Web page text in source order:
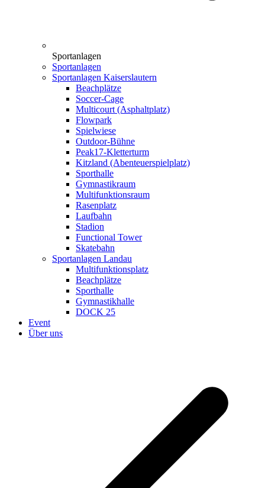
Sportanlagen
Sportanlagen
Sportanlagen Kaiserslautern
Beachplätze
Soccer-Cage
Multicourt (Asphaltplatz)
Flowpark
Spielwiese
Outdoor-Bühne
Peak17-Kletterturm
Kitzland (Abenteuerspielplatz)
Sporthalle
Gymnastikraum
Multifunktionsraum
Rasenplatz
Laufbahn
Stadion
Functional Tower
Skatebahn
Sportanlagen Landau
Multifunktionsplatz
Beachplätze
Sporthalle
Gymnastikhalle
DOCK 25
Event
Über uns